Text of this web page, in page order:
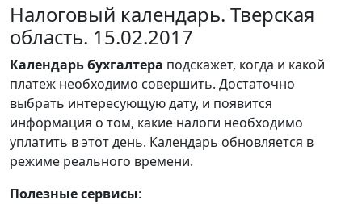
Налоговый календарь. Тверская
область. 15.02.2017
Календарьбухгалтера подскажет, когда и какой
платеж необходимо совершить. Достаточно
выбрать интересующую дату, и появится
информация о том, какие налоги необходимо
уплатить в этот день. Календарь обновляется в
режиме реального времени.
Полезные сервисы: